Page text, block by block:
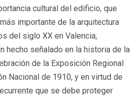
cultural del edificio, que
importante de la arquitectura
del siglo XX en Valencia,
hecho señalado en la historia de la
de la Exposición Regional
Nacional de 1910, y en virtud de
que se debe proteger